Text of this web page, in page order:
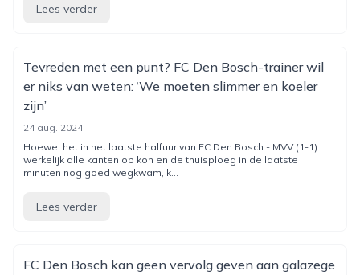
Lees verder
Tevreden met een punt? FC Den Bosch-trainer wil
er niks van weten: ‘We moeten slimmer en koeler
zijn’
24 aug. 2024
Hoewel het in het laatste halfuur van FC Den Bosch - MVV (1-1)
werkelijk alle kanten op kon en de thuisploeg in de laatste
minuten nog goed wegkwam, k...
Lees verder
FC Den Bosch kan geen vervolg geven aan galazege